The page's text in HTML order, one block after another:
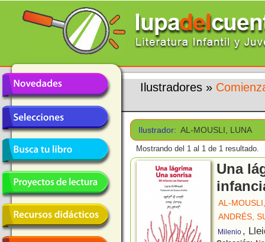
Ilustradores »
Ilustrador: AL-MOUSLI, LUNA
Mostrando del 1 al 1 de 1 resultado.
Una
AL-
ANDRÉS,
Milenio ,